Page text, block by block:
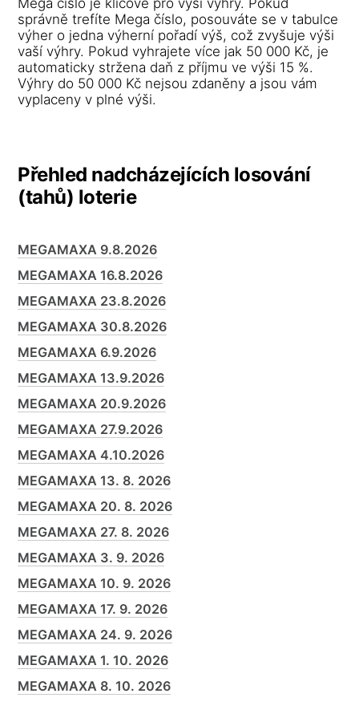
správně trefíte Mega číslo, posouváte se v tabulce
výher o jedna výherní pořadí výš, což zvyšuje výši
vaší výhry. Pokud vyhrajete více jak 50 000 Kč, je
automaticky stržena daň z příjmu ve výši 15 %.
Výhry do 50 000 Kč nejsou zdaněny a jsou vám
vyplaceny v plné výši.
Přehled nadcházejících losování
(tahů) loterie
MEGAMAXA 9.8.2026
MEGAMAXA 16.8.2026
MEGAMAXA 23.8.2026
MEGAMAXA 30.8.2026
MEGAMAXA 6.9.2026
MEGAMAXA 13.9.2026
MEGAMAXA 20.9.2026
MEGAMAXA 27.9.2026
MEGAMAXA 4.10.2026
MEGAMAXA 13. 8. 2026
MEGAMAXA 20. 8. 2026
MEGAMAXA 27. 8. 2026
MEGAMAXA 3. 9. 2026
MEGAMAXA 10. 9. 2026
MEGAMAXA 17. 9. 2026
MEGAMAXA 24. 9. 2026
MEGAMAXA 1. 10. 2026
MEGAMAXA 8. 10. 2026